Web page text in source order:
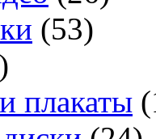
(53)
плакаты